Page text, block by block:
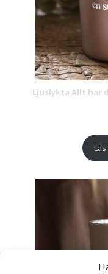
Ljuslykta Allt har